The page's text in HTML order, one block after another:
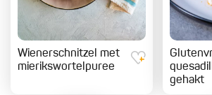
Wienerschnitzel met
mierikswortelpuree
gehakt